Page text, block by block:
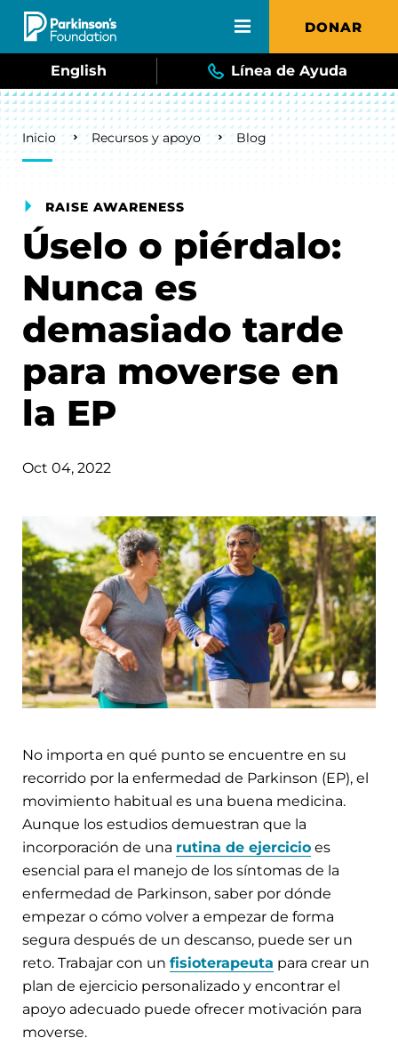
Skip to main content DONAR
English Línea de Ayuda
Breadcrumb
Inicio Recursos y apoyo Blog
RAISE AWARENESS
Úselo o piérdalo:
Nunca es
demasiado tarde
para moverse en
la EP
Oct 04, 2022
No importa en qué punto se encuentre en su
recorrido por la enfermedad de Parkinson (EP), el
movimiento habitual es una buena medicina.
Aunque los estudios demuestran que la
incorporación de una rutina de ejercicio es
esencial para el manejo de los síntomas de la
enfermedad de Parkinson, saber por dónde
empezar o cómo volver a empezar de forma
segura después de un descanso, puede ser un
reto. Trabajar con un fisioterapeuta para crear un
plan de ejercicio personalizado y encontrar el
apoyo adecuado puede ofrecer motivación para
moverse.